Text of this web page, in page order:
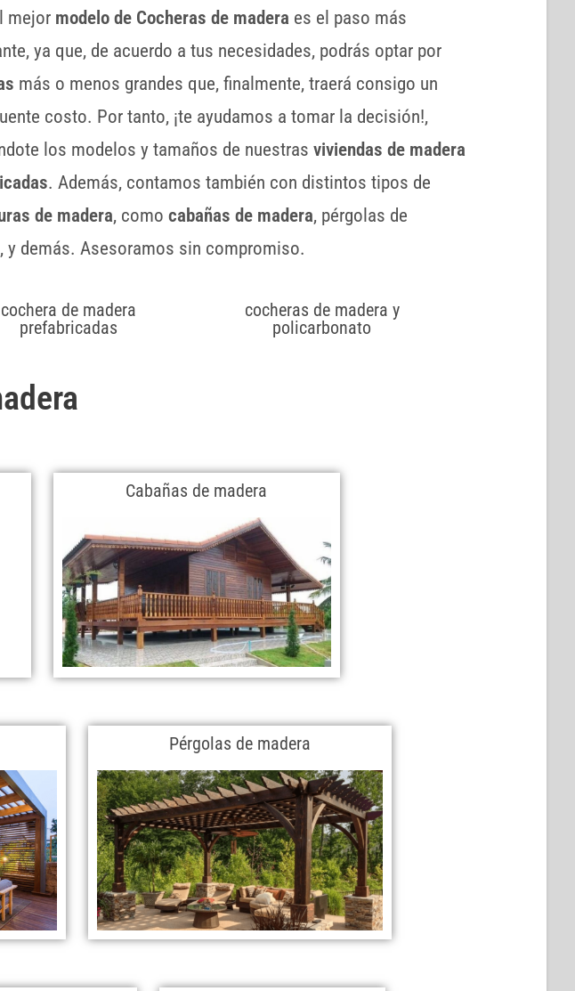
mejor modelo de Cocheras de madera es el paso más
ya que, de acuerdo a tus necesidades, podrás optar por
más o menos grandes que, finalmente, traerá consigo un
costo. Por tanto, ¡te ayudamos a tomar la decisión!,
los modelos y tamaños de nuestrasviviendas de madera
. Además, contamos también con distintos tipos de
de madera, comocabañas de madera, pérgolas de
y demás. Asesoramos sin compromiso.
cochera de madera
prefabricadas
cocheras de madera y
policarbonato
Cabañas de madera
Pérgolas de madera